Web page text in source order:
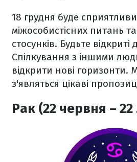
18 грудня буде
міжособистісних питань
стосунків. Будьте відкриті
Спілкування з іншими
відкрити нові горизонти.
з'являться цікаві
Рак (22 червня –